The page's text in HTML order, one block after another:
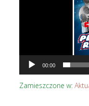
00:00
Zamieszczone w: